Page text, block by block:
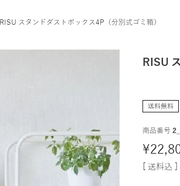
RISU スタンドダストボックス4P（分別式ゴミ箱）
RISU
送料無料
商品番号
¥
送料込